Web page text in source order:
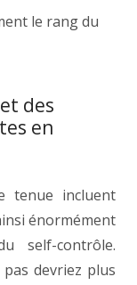
le rang du
des
en
tenue incluent
énormément
self-contrôle.
devriez plus